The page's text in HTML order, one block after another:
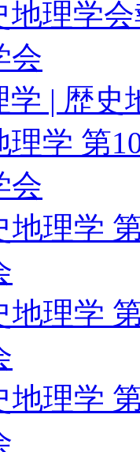
地理学
会
学 | 歴史
理学 第
会
地理学
地理学
地理学